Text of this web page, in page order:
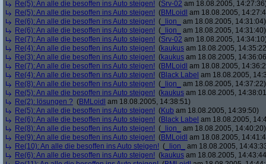
Re(5): An alle die besoffen ins Auto steigen! (Srv-02 am 18.08.2005,
Re(5): An alle die besoffen ins Auto steigen! (BMLoidl am 18.08.2005,
Re(6): An alle die besoffen ins Auto steigen! ( _lion_
am 18.08.2005, 14:31:04)
Re(6): An alle die besoffen ins Auto steigen! ( _lion_
am 18.08.2005, 14:31:40)
Re(7): An alle die besoffen ins Auto steigen! (Srv-02 am 18.08.2005,
Re(4): An alle die besoffen ins Auto steigen! (kaukus am 18.08.2005,
Re(3): An alle die besoffen ins Auto steigen! (kaukus am 18.08.2005,
Re(7): An alle die besoffen ins Auto steigen! (BMLoidl am 18.08.2005,
Re(4): An alle die besoffen ins Auto steigen! (Black Label am 18.08.2005,
Re(8): An alle die besoffen ins Auto steigen! ( _lion_
am 18.08.2005, 14:37:22)
Re(5): An alle die besoffen ins Auto steigen! (kaukus am 18.08.2005,
Re(2): lösungen ? (BMLoidl am 18.08.2005, 14:38:51)
Re(5): An alle die besoffen ins Auto steigen! (Kub am 18.08.2005, 14:39:50)
Re(6): An alle die besoffen ins Auto steigen! (Black Label am 18.08.2005,
Re(8): An alle die besoffen ins Auto steigen! ( _lion_
am 18.08.2005, 14:40:20)
Re(9): An alle die besoffen ins Auto steigen! (BMLoidl am 18.08.2005,
Re(10): An alle die besoffen ins Auto steigen! ( _lion_
am 18.08.2005,
Re(6): An alle die besoffen ins Auto steigen! (kaukus am 18.08.2005,